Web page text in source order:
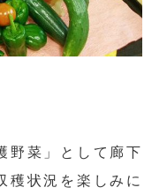
野菜」として廊下
穫状況を楽しみに